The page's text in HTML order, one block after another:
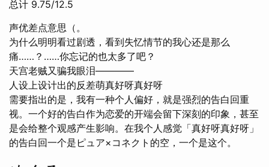
总计 9.75/12.5
声优差点意思（。
为什么明明看过剧透，看到失忆情节的我心还是那么
痛……？……你忘记的也太多了吧？
天宫老贼又骗我眼泪————
人设上设计出的反差萌真好呀真好呀
需要指出的是，我有一种个人偏好，就是强烈的告白回重
视。一个好的告白作为恋爱的开端会留下深刻的印象，甚至
是会给整个观感产生影响。在我个人感觉「真好呀真好呀」
的告白回一个是ピュア×コネクト的空，一个是这个。